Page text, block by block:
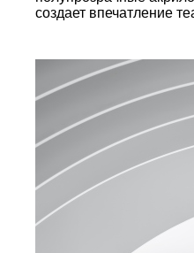
создает впечатление